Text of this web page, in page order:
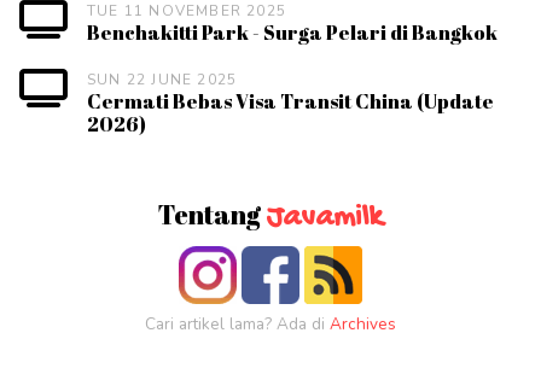
TUE 11 NOVEMBER 2025
Benchakitti Park - Surga Pelari di Bangkok
SUN 22 JUNE 2025
Cermati Bebas Visa Transit China (Update
2026)
TentangJavamilk
Cari artikel lama? Ada di Archives